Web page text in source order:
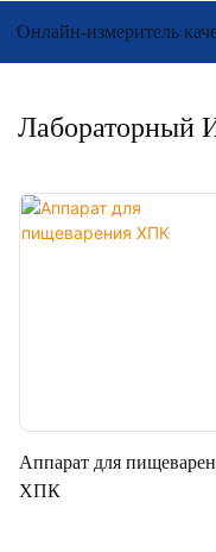
Онлайн-измеритель
Лабораторный
Аппарат для
ХПК